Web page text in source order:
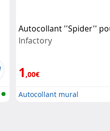
Autocollant ''Spider''
Infactory
1,00€
Autocollant mural